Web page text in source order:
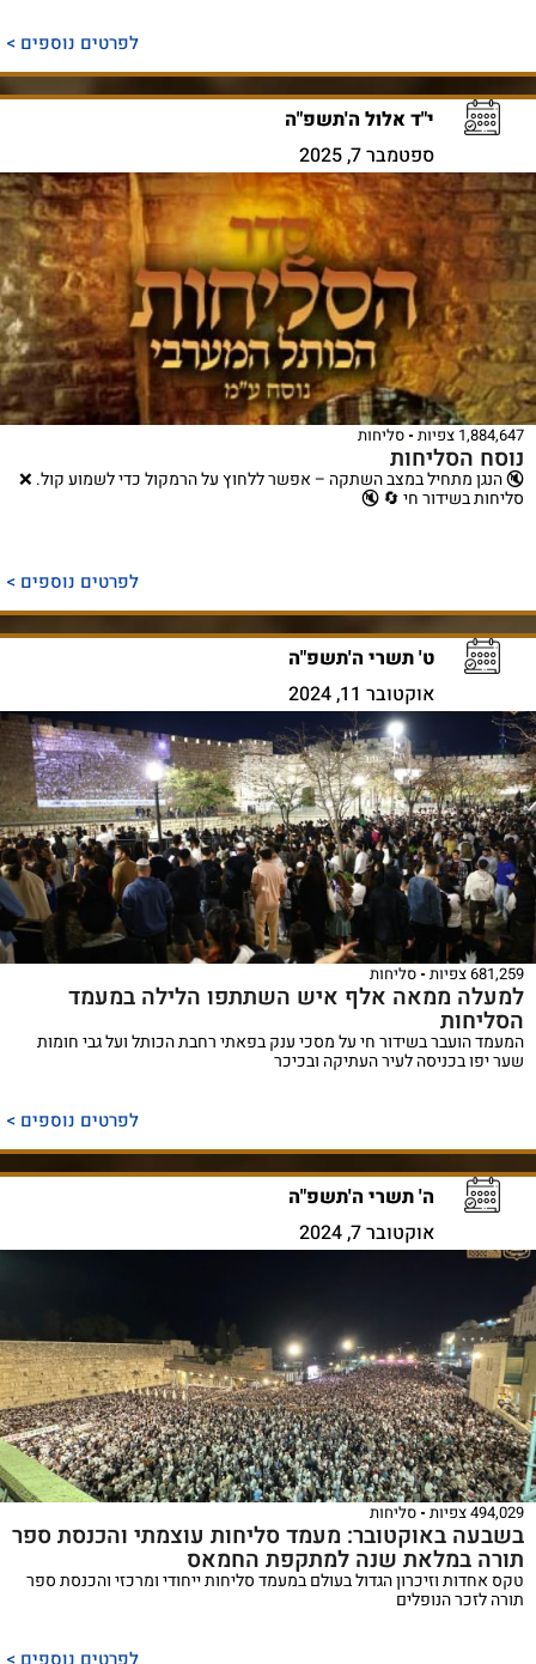
לפרטים נוספים >
י"ד אלול ה'תשפ"ה
ספטמבר 7, 2025
1,884,647 צפיות סליחות
נוסח הסליחות
🔇 הנגן מתחיל במצב השתקה – אפשר ללחוץ על הרמקול כדי לשמוע קול. ❌
סליחות בשידור חי 🔄 🔇
לפרטים נוספים >
ט' תשרי ה'תשפ"ה
אוקטובר 11, 2024
681,259 צפיות סליחות
למעלה ממאה אלף איש השתתפו הלילה במעמד
הסליחות
המעמד הועבר בשידור חי על מסכי ענק בפאתי רחבת הכותל ועל גבי חומות
שער יפו בכניסה לעיר העתיקה ובכיכר
לפרטים נוספים >
ה' תשרי ה'תשפ"ה
אוקטובר 7, 2024
494,029 צפיות סליחות
בשבעה באוקטובר: מעמד סליחות עוצמתי והכנסת ספר
תורה במלאת שנה למתקפת החמאס
טקס אחדות וזיכרון הגדול בעולם במעמד סליחות ייחודי ומרכזי והכנסת ספר
תורה לזכר הנופלים
לפרטים נוספים >